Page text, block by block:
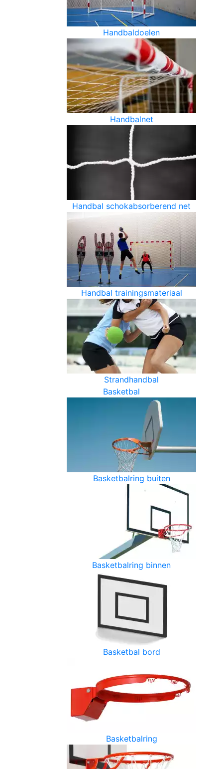
Handbaldoelen
Handbalnet
Handbal schokabsorberend net
Handbal trainingsmateriaal
Strandhandbal
Basketbal
Basketbalring buiten
Basketbalring binnen
Basketbal bord
Basketbalring